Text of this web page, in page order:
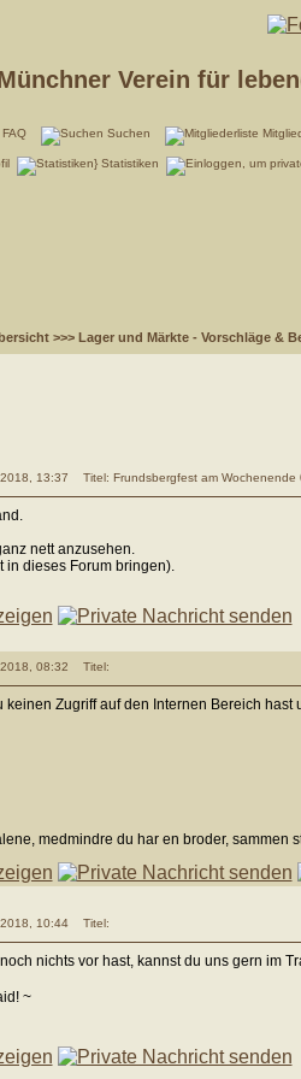
Verein für
FAQ Suchen
Statistiken
>>> Lager und Märkte - Vorschläge &
13:37 Titel: Frundsbergfest am Wochenende
nett anzusehen.
in dieses Forum bringen).
08:32 Titel:
keinen Zugriff auf den Internen Bereich
medmindre du har en broder, sammen
10:44 Titel:
nichts vor hast, kannst du uns gern im
~